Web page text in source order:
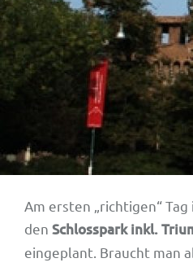
Am ersten „richtigen“
den Schlosspark inkl.
eingeplant. Braucht man